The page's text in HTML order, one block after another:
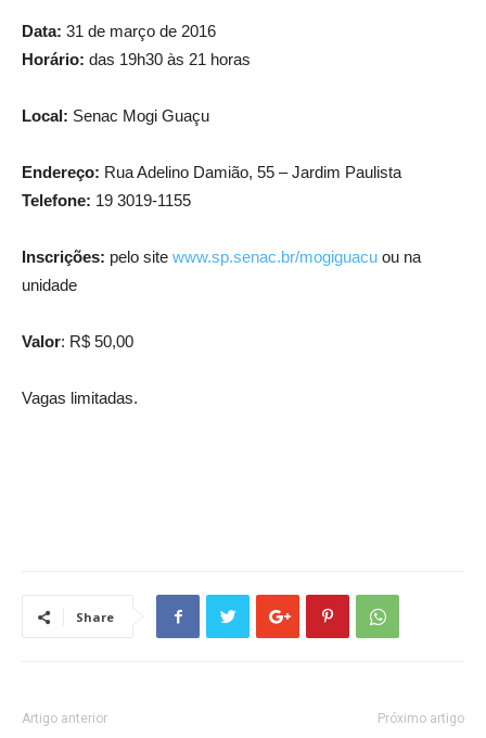
Data: 31 de março de 2016
Horário: das 19h30 às 21 horas
Local: Senac Mogi Guaçu
Endereço: Rua Adelino Damião, 55 – Jardim Paulista
Telefone: 19 3019-1155
Inscrições: pelo site www.sp.senac.br/mogiguacu ou na
unidade
Valor: R$ 50,00
Vagas limitadas.
Share
Artigo anterior Próximo artigo